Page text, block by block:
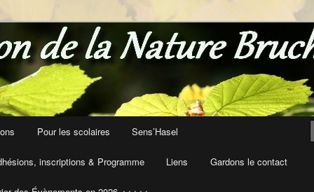
Pour les scolaires Sens’Hasel
inscriptions & Programme Liens Gardons le contact